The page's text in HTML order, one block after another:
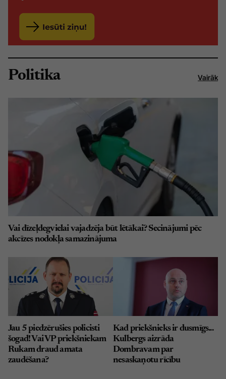
Politika Vairāk
Vai dīzeļdegvielai vajadzēja būt lētākai? Secinājumi pēc
akcīzes nodokļa samazinājuma
Jau 5 piedzērušies policisti
šogad! Vai VP priekšniekam
Rukam draud amata
zaudēšana?
Kad priekšnieks ir dusmīgs...
Kulbergs aizrāda
Dombravam par
nesaskaņotu rīcību